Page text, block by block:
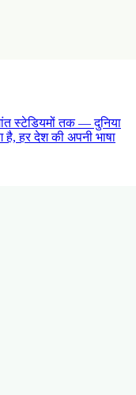
स्टेडियमों तक — दुनिया
हर देश की अपनी भाषा